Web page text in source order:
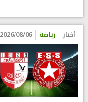
أخبار رياضة 2026/08/06 11:18